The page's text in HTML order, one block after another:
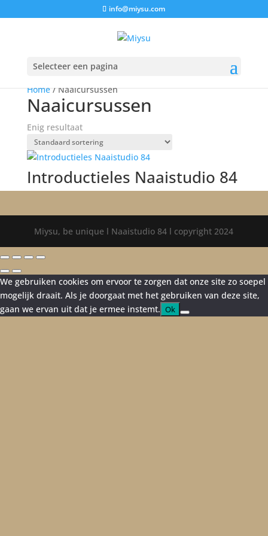
info@miysu.com
Selecteer een pagina
Home/ Naaicursussen
Naaicursussen
Enig resultaat
Introductieles Naaistudio 84
Miysu, be unique l Naaistudio 84 l copyright 2024
We gebruiken cookies om ervoor te zorgen dat onze site zo soepel
mogelijk draait. Als je doorgaat met het gebruiken van deze site,
gaan we ervan uit dat je ermee instemt. Ok